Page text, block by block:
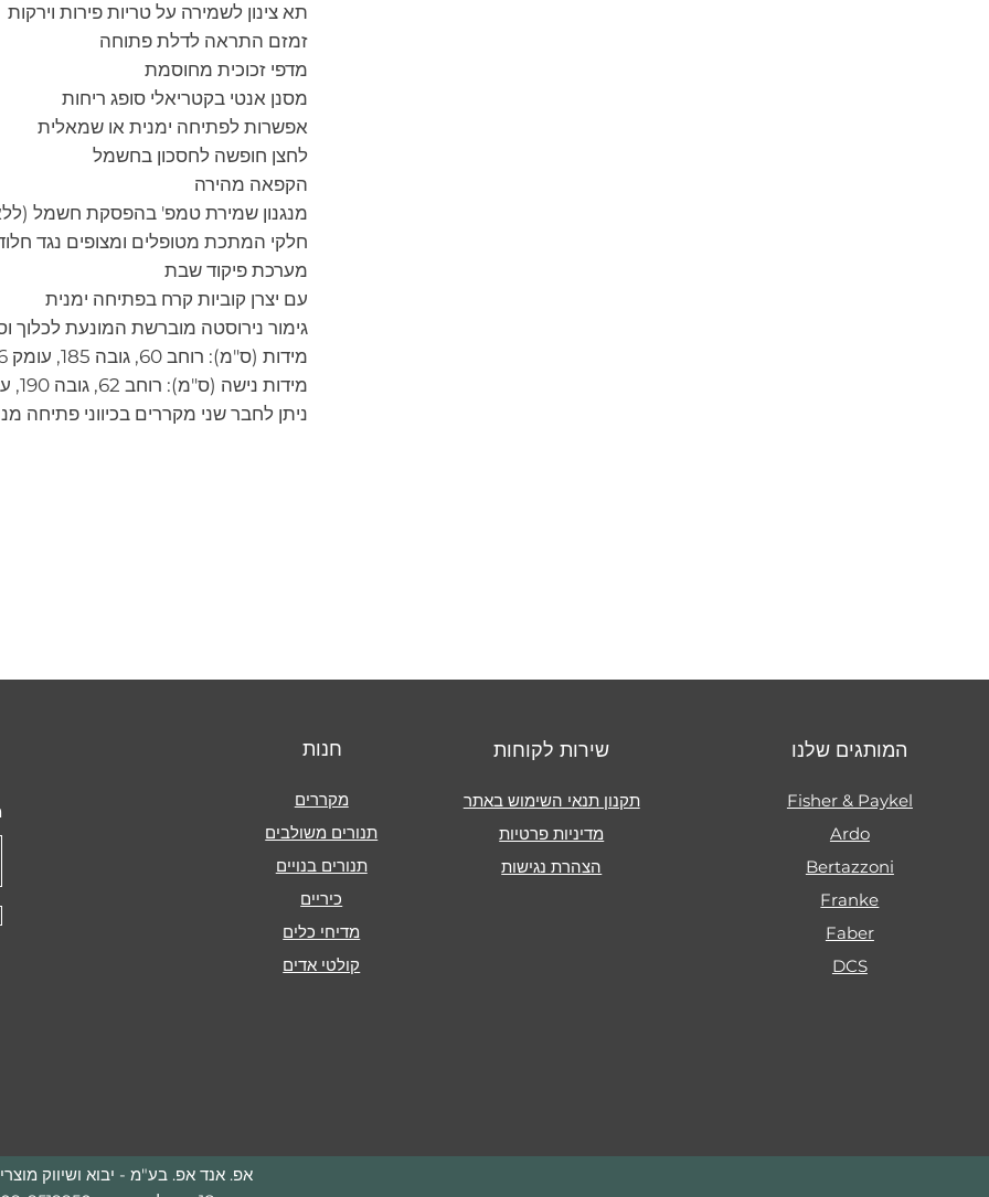
תא צינון לשמירה על טריות פירות וירקות
זמזם התראה לדלת פתוחה
מדפי זכוכית מחוסמת
מסנן אנטי בקטריאלי סופג ריחות
אפשרות לפתיחה ימנית או שמאלית
לחצן חופשה לחסכון בחשמל
הקפאה מהירה
מנגנון שמירת טמפ' בהפסקת חשמל (ללא
חלקי המתכת מטופלים ומצופים נגד
מערכת פיקוד שבת
עם יצרן קוביות קרח בפתיחה ימנית
גימור נירוסטה מוברשת המונעת לכלוך
מידות (ס"מ): רוחב 60, גובה 185, עומק 66
מידות נישה (ס"מ): רוחב 62, גובה 190, עומק 66
ניתן לחבר שני מקררים בכיווני פתיחה
חנות
מקררים
תנורים משולבים
תנורים בנויים
כיריים
מדיחי כלים
קולטי אדים
שירות לקוחות
תקנון תנאי השימוש באתר
מדיניות פרטיות
הצהרת נגישות
המותגים שלנו
Fisher & Paykel
Ardo
Bertazzoni
Franke
Faber
DCS
אפ. אנד אפ. בע"מ - יבוא ושיווק